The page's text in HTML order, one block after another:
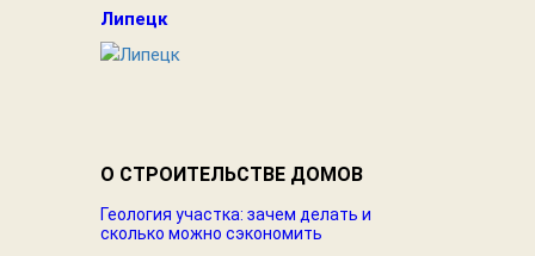
Липецк
О СТРОИТЕЛЬСТВЕ ДОМОВ
Геология участка: зачем делать и
сколько можно сэкономить